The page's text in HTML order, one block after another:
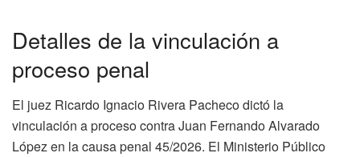
Detalles de la vinculación a
proceso penal
El juez Ricardo Ignacio Rivera Pacheco dictó la
vinculación a proceso contra Juan Fernando Alvarado
López en la causa penal 45/2026. El Ministerio Público